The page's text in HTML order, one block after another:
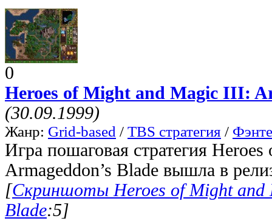
0
Heroes of Might and Magic III:
(30.09.1999)
Жанр: Grid-based / TBS стратегия /
Игра пошаговая стратегия
Armageddon’s Blade вышла в
[Скриншоты Heroes of Might and
Blade:5]